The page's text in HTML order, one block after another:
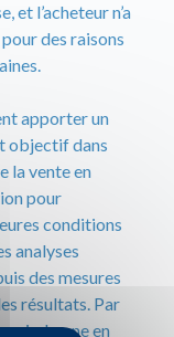
et l’acheteur n’a
des raisons
apporter un
objectif dans
la vente en
pour
conditions
analyses
des mesures
résultats. Par
indemne en